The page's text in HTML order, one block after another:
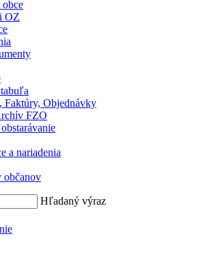
obce
OZ
Faktúry, Objednávky
FZO
a nariadenia
občanov
Hľadaný výraz